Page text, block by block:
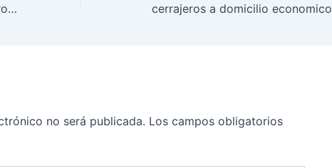
10 formas de buscar un cerrajero a domicilio cerrajeros a domicilio economico
no será publicada. Los campos obligatorios